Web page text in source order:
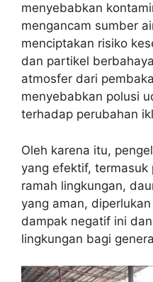
menyebabkan
mengancam sumber
menciptakan risiko
dan partikel
atmosfer dari
menyebabkan polusi
terhadap perubahan
Oleh karena itu,
yang efektif, termasuk
ramah lingkungan,
yang aman,
dampak negatif ini
lingkungan bagi